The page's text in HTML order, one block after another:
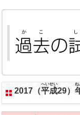
2017（平成
へいせい
29）
ね